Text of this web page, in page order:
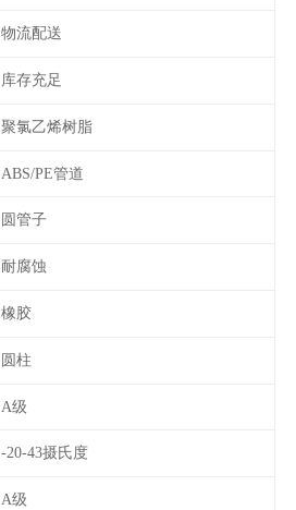
物流配送
库存充足
聚氯乙烯树脂
ABS/PE管道
圆管子
耐腐蚀
橡胶
圆柱
A级
-20-43摄氏度
A级